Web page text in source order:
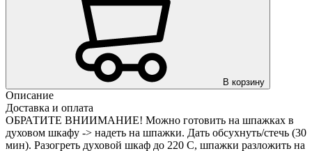
В корзину
Описание
Доставка и оплата
ОБРАТИТЕ ВНИИМАНИЕ! Можно готовить на шпажках в
духовом шкафу -> надеть на шпажки. Дать обсухнуть/стечь (30
мин). Разогреть духовой шкаф до 220 С, шпажки разложить на